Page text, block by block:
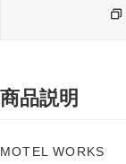
商品説明
MOTEL WORKS